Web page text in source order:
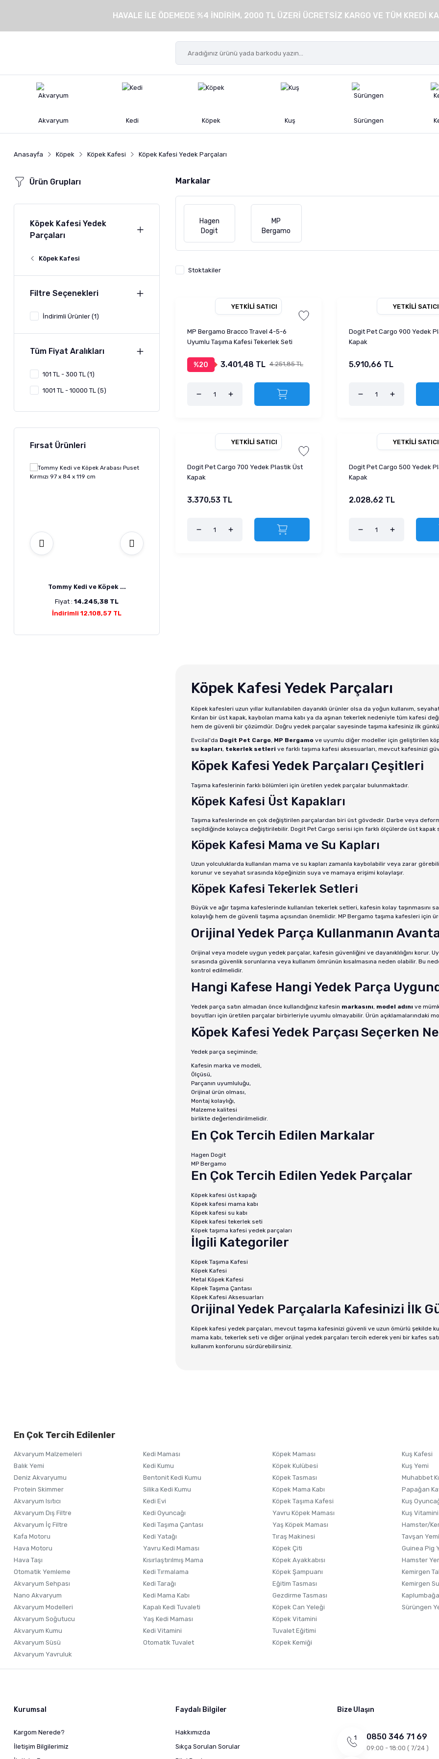
HAVALE İLE ÖDEMEDE %4 İNDİRİM, 2000 TL ÜZERİ ÜCRETSİZ KARGO VE TÜM KREDİ
Akvaryum Kedi Köpek Kuş Sürüngen
Anasayfa Köpek Köpek Kafesi Köpek Kafesi Yedek Parçaları
Ürün Grupları
Köpek Kafesi Yedek
Parçaları
Köpek Kafesi
Filtre Seçenekleri
İndirimli Ürünler (1)
Tüm Fiyat Aralıkları
101 TL - 300 TL (1)
1001 TL - 10000 TL (5)
Fırsat Ürünleri
Tommy Kedi ve Köpek ...
Fiyat : 14.245,38 TL
İndirimli 12.108,57 TL
Markalar
Hagen
Dogit
MP
Bergamo
Stoktakiler
YETKILI SATICI
MP Bergamo Bracco Travel 4-5-6
Uyumlu Taşıma Kafesi Tekerlek Seti
%20 3.401,48 TL 4.251,85 TL
YETKILI SATICI
Dogit Pet Cargo 900 Yedek
Kapak
5.910,66 TL
YETKILI SATICI
Dogit Pet Cargo 700 Yedek Plastik Üst
Kapak
3.370,53 TL
YETKILI SATICI
Dogit Pet Cargo 500 Yedek
Kapak
2.028,62 TL
Köpek Kafesi Yedek Parçaları
Köpek kafesleri uzun yıllar kullanılabilen dayanıklı ürünler olsa da yoğun kullanım,
Kırılan bir üst kapak, kaybolan mama kabı ya da aşınan tekerlek nedeniyle tüm kafesi
hem de güvenli bir çözümdür. Doğru yedek parçalar sayesinde taşıma kafesiniz ilk
Evcilal'da Dogit Pet Cargo, MP Bergamo ve uyumlu diğer modeller için geliştirilen
su kapları, tekerlek setleri ve farklı taşıma kafesi aksesuarları, mevcut kafesinizi
Köpek Kafesi Yedek Parçaları Çeşitleri
Taşıma kafeslerinin farklı bölümleri için üretilen yedek parçalar bulunmaktadır.
Köpek Kafesi Üst Kapakları
Taşıma kafeslerinde en çok değiştirilen parçalardan biri üst gövdedir. Darbe veya
seçildiğinde kolayca değiştirilebilir. Dogit Pet Cargo serisi için farklı ölçülerde üst kapak
Köpek Kafesi Mama ve Su Kapları
Uzun yolculuklarda kullanılan mama ve su kapları zamanla kaybolabilir veya zarar
korunur ve seyahat sırasında köpeğinizin suya ve mamaya erişimi kolaylaşır.
Köpek Kafesi Tekerlek Setleri
Büyük ve ağır taşıma kafeslerinde kullanılan tekerlek setleri, kafesin kolay taşınmasını
kolaylığı hem de güvenli taşıma açısından önemlidir. MP Bergamo taşıma kafesleri
Orijinal Yedek Parça Kullanmanın
Orijinal veya modele uygun yedek parçalar, kafesin güvenliğini ve dayanıklılığını korur.
sırasında güvenlik sorunlarına veya kullanım ömrünün kısalmasına neden olabilir. Bu
kontrol edilmelidir.
Hangi Kafese Hangi Yedek Parça
Yedek parça satın almadan önce kullandığınız kafesin markasını, model adını ve
boyutları için üretilen parçalar birbirleriyle uyumlu olmayabilir. Ürün açıklamalarındaki
Köpek Kafesi Yedek Parçası Seçerken
Yedek parça seçiminde;
Kafesin marka ve modeli,
Ölçüsü,
Parçanın uyumluluğu,
Orijinal ürün olması,
Montaj kolaylığı,
Malzeme kalitesi
birlikte değerlendirilmelidir.
En Çok Tercih Edilen Markalar
Hagen Dogit
MP Bergamo
En Çok Tercih Edilen Yedek Parçalar
Köpek kafesi üst kapağı
Köpek kafesi mama kabı
Köpek kafesi su kabı
Köpek kafesi tekerlek seti
Köpek taşıma kafesi yedek parçaları
İlgili Kategoriler
Köpek Taşıma Kafesi
Köpek Kafesi
Metal Köpek Kafesi
Köpek Taşıma Çantası
Köpek Kafesi Aksesuarları
Orijinal Yedek Parçalarla Kafesinizi İlk
Köpek kafesi yedek parçaları, mevcut taşıma kafesinizi güvenli ve uzun ömürlü şekilde
mama kabı, tekerlek seti ve diğer orijinal yedek parçaları tercih ederek yeni bir kafes
kullanım konforunu sürdürebilirsiniz.
En Çok Tercih Edilenler
Akvaryum Malzemeleri
Balık Yemi
Deniz Akvaryumu
Protein Skimmer
Akvaryum Isıtıcı
Akvaryum Dış Filtre
Akvaryum İç Filtre
Kafa Motoru
Hava Motoru
Hava Taşı
Otomatik Yemleme
Akvaryum Sehpası
Nano Akvaryum
Akvaryum Modelleri
Akvaryum Soğutucu
Akvaryum Kumu
Akvaryum Süsü
Akvaryum Yavruluk
Kedi Maması
Kedi Kumu
Bentonit Kedi Kumu
Silika Kedi Kumu
Kedi Evi
Kedi Oyuncağı
Kedi Taşıma Çantası
Kedi Yatağı
Yavru Kedi Maması
Kısırlaştırılmış Mama
Kedi Tırmalama
Kedi Tarağı
Kedi Mama Kabı
Kapalı Kedi Tuvaleti
Yaş Kedi Maması
Kedi Vitamini
Otomatik Tuvalet
Köpek Maması
Köpek Kulübesi
Köpek Tasması
Köpek Mama Kabı
Köpek Taşıma Kafesi
Yavru Köpek Maması
Yaş Köpek Maması
Tıraş Makinesi
Köpek Çiti
Köpek Ayakkabısı
Köpek Şampuanı
Eğitim Tasması
Gezdirme Tasması
Köpek Can Yeleği
Köpek Vitamini
Tuvalet Eğitimi
Köpek Kemiği
Kuş Kafesi
Kuş Yemi
Muhabbet
Papağan
Kuş
Kuş Vitamini
Hamster/
Tavşan Yemi
Guinea Pig
Hamster
Kemirgen
Kemirgen
Sürüngen
Kurumsal
Kargom Nerede?
İletişim Bilgilerimiz
Faydalı Bilgiler
Hakkımızda
Sıkça Sorulan Sorular
Bize Ulaşın
0850 346 71 69
09:00 - 18:00 ( 7/24 )